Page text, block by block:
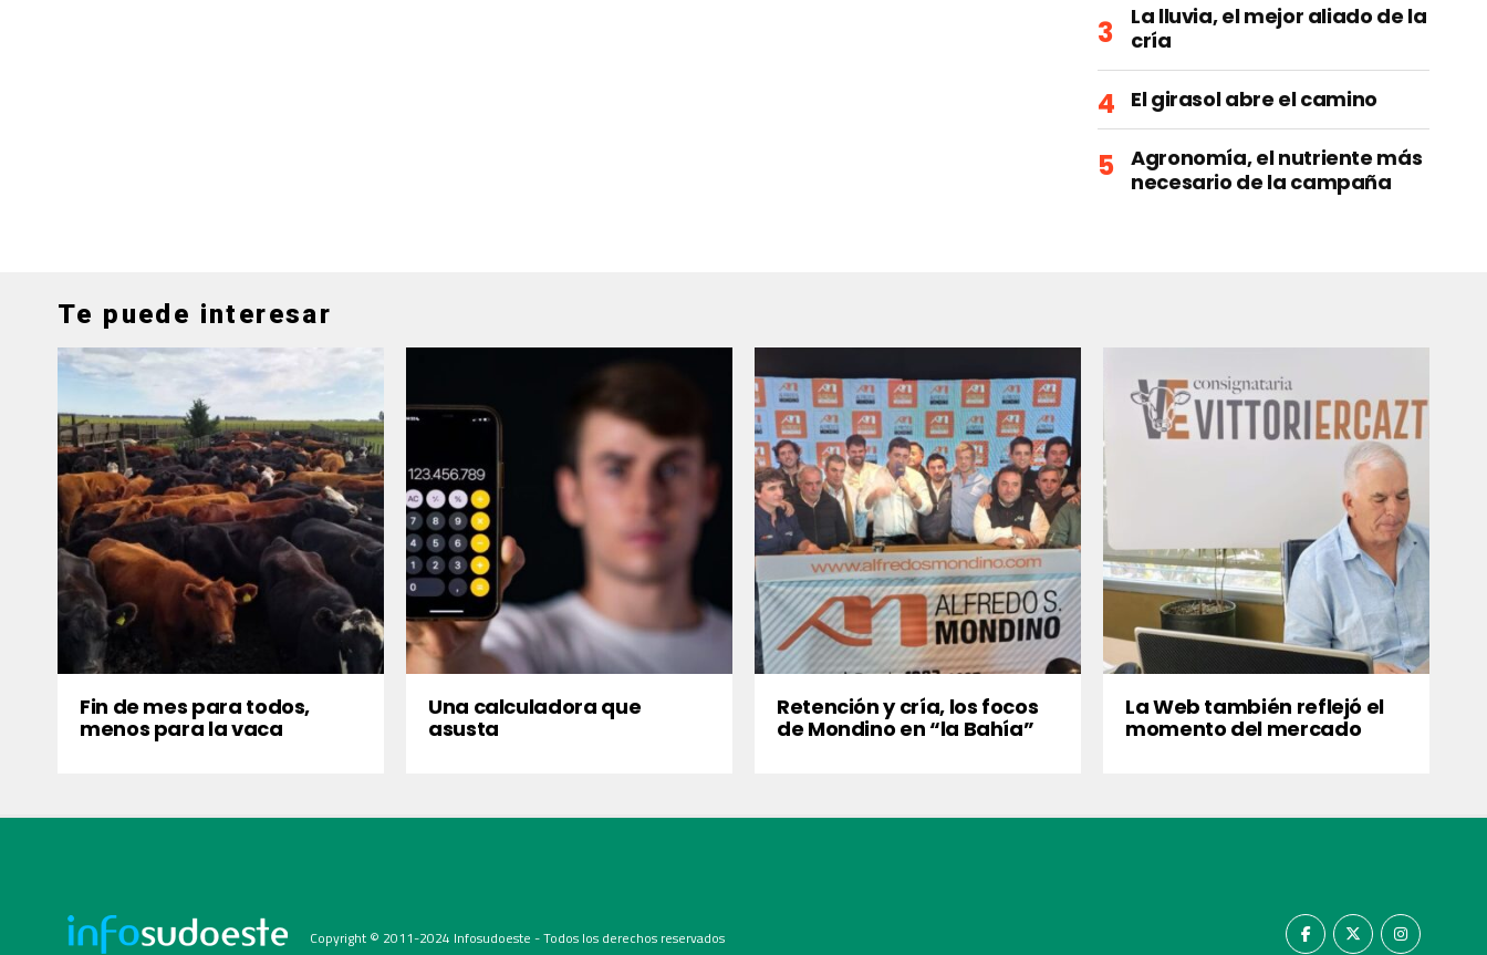
La lluvia, el mejor aliado de la
cría
El girasol abre el camino
Agronomía, el nutriente más
necesario de la campaña
Te puede interesar
Fin de mes para todos,
menos para la vaca
Una calculadora que
asusta
Retención y cría, los focos
de Mondino en “la Bahía”
La Web también reflejó el
momento del mercado
Copyright © 2011-2024 Infosudoeste - Todos los derechos reservados